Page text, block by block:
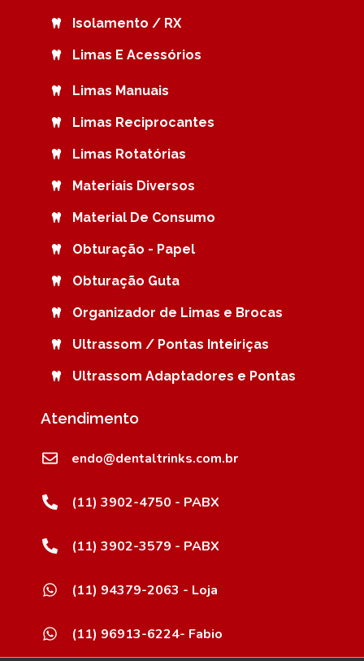
Isolamento / RX
Limas E Acessórios
Limas Manuais
Limas Reciprocantes
Limas Rotatórias
Materiais Diversos
Material De Consumo
Obturação - Papel
Obturação Guta
Organizador de Limas e Brocas
Ultrassom / Pontas Inteiriças
Ultrassom Adaptadores e Pontas
Atendimento
endo@dentaltrinks.com.br
(11) 3902-4750 - PABX
(11) 3902-3579 - PABX
(11) 94379-2063 - Loja
(11) 96913-6224- Fabio